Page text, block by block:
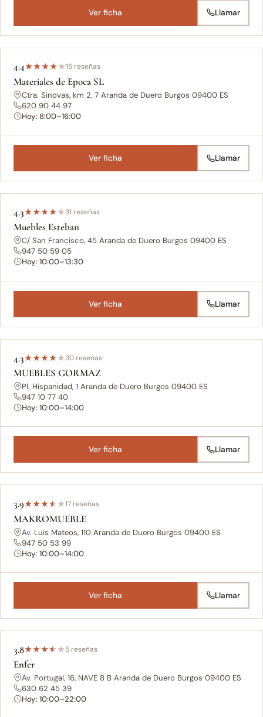
Ver ficha Llamar
4.4★★★★★15 reseñas
Materiales de Epoca SL
Ctra. Sinovas, km 2, 7 Aranda de Duero Burgos 09400 ES
620 90 44 97
Hoy: 8:00–16:00
Ver ficha Llamar
4.3★★★★★31 reseñas
Muebles Esteban
C/ San Francisco, 45 Aranda de Duero Burgos 09400 ES
947 50 59 05
Hoy: 10:00–13:30
Ver ficha Llamar
4.3★★★★★30 reseñas
MUEBLES GORMAZ
Pl. Hispanidad, 1 Aranda de Duero Burgos 09400 ES
947 10 77 40
Hoy: 10:00–14:00
Ver ficha Llamar
3.9★★★★★17 reseñas
MAKROMUEBLE
Av. Luis Mateos, 110 Aranda de Duero Burgos 09400 ES
947 50 53 99
Hoy: 10:00–14:00
Ver ficha Llamar
3.8★★★★★5 reseñas
Enfer
Av. Portugal, 16, NAVE 8 B Aranda de Duero Burgos 09400 ES
630 62 45 39
Hoy: 10:00–22:00